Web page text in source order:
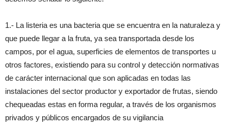
1.- La listeria es una bacteria que se encuentra en la naturaleza y
que puede llegar a la fruta, ya sea transportada desde los
campos, por el agua, superficies de elementos de transportes u
otros factores, existiendo para su control y detección normativas
de carácter internacional que son aplicadas en todas las
instalaciones del sector productor y exportador de frutas, siendo
chequeadas estas en forma regular, a través de los organismos
privados y públicos encargados de su vigilancia